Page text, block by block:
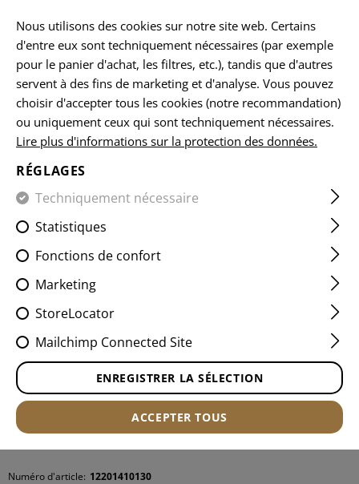
ACCUEIL VÊTEMENTS CHEMISES T-SHIRTS BASIC
BASIC TEE LS
Numéro d'article: 12201410130
Nous utilisons des cookies sur notre site web. Certains
d'entre eux sont techniquement nécessaires (par exemple
pour le panier d'achat, les filtres, etc.), tandis que d'autres
servent à des fins de marketing et d'analyse. Vous pouvez
choisir d'accepter tous les cookies (notre recommandation)
ou uniquement ceux qui sont techniquement nécessaires.
Lire plus d'informations sur la protection des données.
RÉGLAGES
Techniquement nécessaire
Statistiques
Fonctions de confort
Marketing
StoreLocator
Mailchimp Connected Site
ENREGISTRER LA SÉLECTION
ACCEPTER TOUS